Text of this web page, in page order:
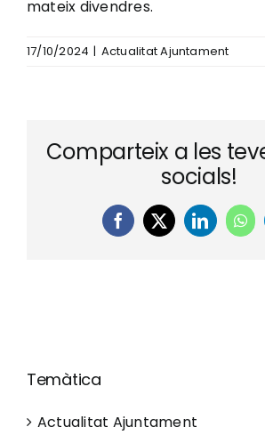
mateix divendres.
17/10/2024 | Actualitat Ajuntament
Comparteix a les
socials!
Facebook
X LinkedIn
Temàtica
Actualitat Ajuntament